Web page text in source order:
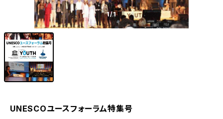
1/1
UNESCOユースフォーラム特集号